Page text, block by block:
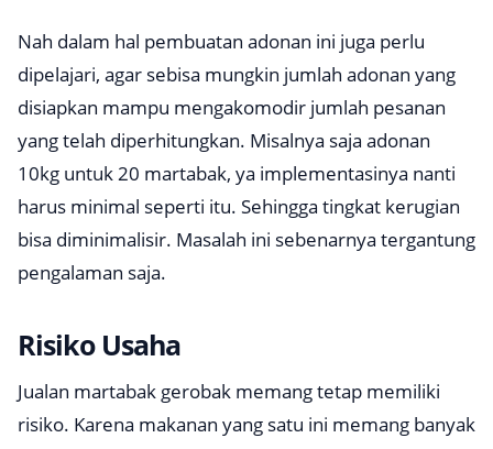
Nah dalam hal pembuatan adonan ini juga perlu
dipelajari, agar sebisa mungkin jumlah adonan yang
disiapkan mampu mengakomodir jumlah pesanan
yang telah diperhitungkan. Misalnya saja adonan
10kg untuk 20 martabak, ya implementasinya nanti
harus minimal seperti itu. Sehingga tingkat kerugian
bisa diminimalisir. Masalah ini sebenarnya tergantung
pengalaman saja.
Risiko Usaha
Jualan martabak gerobak memang tetap memiliki
risiko. Karena makanan yang satu ini memang banyak